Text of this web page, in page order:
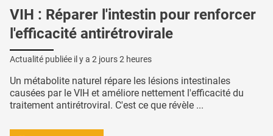
VIH : Réparer l'intestin pour renforcer
l'efficacité antirétrovirale
Actualité publiée il y a 2 jours 2 heures
Un métabolite naturel répare les lésions intestinales
causées par le VIH et améliore nettement l'efficacité du
traitement antirétroviral. C'est ce que révèle ...